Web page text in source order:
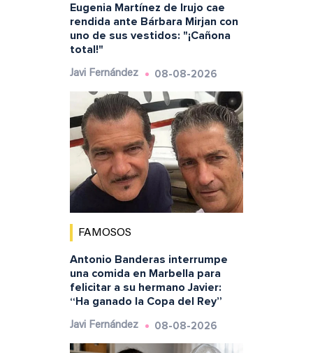
Eugenia Martínez de Irujo cae
rendida ante Bárbara Mirjan con
uno de sus vestidos: "¡Cañona
total!"
Javi Fernández 08-08-2026
FAMOSOS
Antonio Banderas interrumpe
una comida en Marbella para
felicitar a su hermano Javier:
“Ha ganado la Copa del Rey”
Javi Fernández 08-08-2026